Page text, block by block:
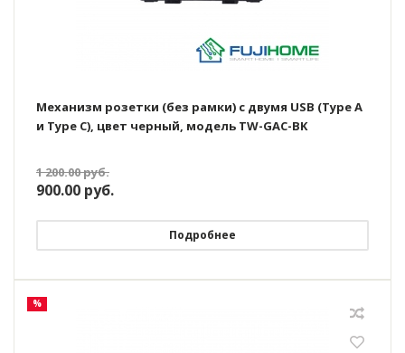
Механизм розетки (без рамки) с двумя USB (Type A
и Type C), цвет черный, модель TW-GAC-BK
1 200.00руб.
900.00 руб.
Подробнее
%